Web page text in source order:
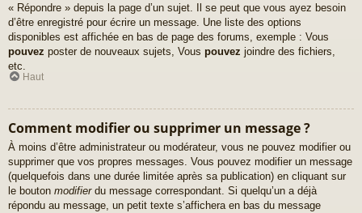
« Répondre » depuis la page d’un sujet. Il se peut que vous ayez besoin
d’être enregistré pour écrire un message. Une liste des options
disponibles est affichée en bas de page des forums, exemple : Vous
pouvez poster de nouveaux sujets, Vous pouvez joindre des fichiers,
etc.
Haut
Comment modifier ou supprimer un message ?
À moins d’être administrateur ou modérateur, vous ne pouvez modifier ou
supprimer que vos propres messages. Vous pouvez modifier un message
(quelquefois dans une durée limitée après sa publication) en cliquant sur
le bouton modifierdu message correspondant. Si quelqu’un a déjà
répondu au message, un petit texte s’affichera en bas du message